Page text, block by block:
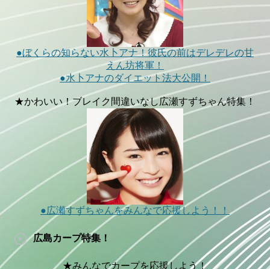
●ぼくらの知らない水卜アナ！彼氏の前はデレデレの甘
えん坊将軍！
●水卜アナのダイエット法大公開！
★かわいい！ブレイク間違いなし広瀬すずちゃん特集！
●広瀬すずちゃんをみんなで応援しよう！！
広島カープ特集！
★みんなでカープを応援しよう！